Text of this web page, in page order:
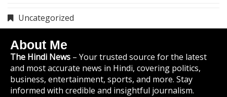
Uncategorized
About Me
The Hindi News – Your trusted source for the latest
and most accurate news in Hindi, covering politics,
business, entertainment, sports, and more. Stay
informed with credible and insightful journalism.